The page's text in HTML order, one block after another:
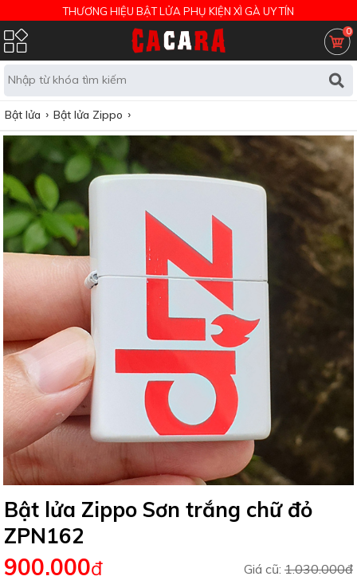
THƯƠNG HIỆU BẬT LỬA PHỤ KIỆN XÌ GÀ UY TÍN
0
Bật lửa Bật lửa Zippo
Bật lửa Zippo Sơn trắng chữ đỏ
ZPN162
Giá cũ: 1.030.000đ
900.000đ